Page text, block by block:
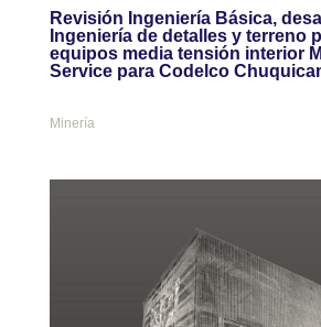
Revisión Ingeniería Básica,
Ingeniería de detalles y terreno
equipos media tensión interior
Service para Codelco
Minería